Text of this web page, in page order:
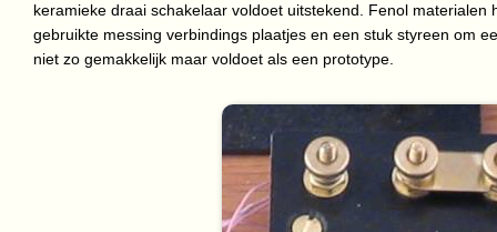
keramieke draai schakelaar voldoet uitstekend. Fenol
gebruikte messing verbindings plaatjes en een stuk styreen om
niet zo gemakkelijk maar voldoet als een prototype.